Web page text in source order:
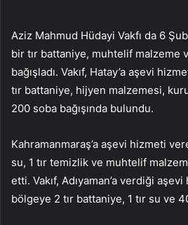
Aziz Mahmud Hüdayi Vakfı da 6
bir tır battaniye, muhtelif malzeme
bağışladı. Vakıf, Hatay’a aşevi
tır battaniye, hijyen malzemesi,
200 soba bağışında bulundu.
Kahramanmaraş’a aşevi hizmeti
su, 1 tır temizlik ve muhtelif
etti. Vakıf, Adıyaman’a verdiği
bölgeye 2 tır battaniye, 1 tır su ve